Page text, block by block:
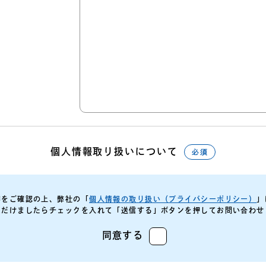
個人情報取り扱いについて 必須
をご確認の上、弊社の「個人情報の取り扱い（プライバシーポリシー）
だけましたらチェックを入れて「送信する」ボタンを押してお問い合わせ
同意する